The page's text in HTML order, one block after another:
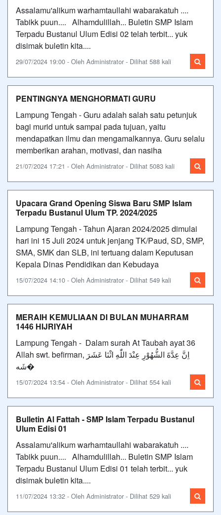
Assalamu'alikum warhamtaullahi wabarakatuh ....
Tabikk puun.... Alhamdulillah... Buletin SMP Islam
Terpadu Bustanul Ulum Edisi 02 telah terbit... yuk
disimak buletin kita....
29/07/2024 19:00 - Oleh Administrator - Dilihat 588 kali
PENTINGNYA MENGHORMATI GURU
Lampung Tengah - Guru adalah salah satu petunjuk
bagi murid untuk sampai pada tujuan, yaitu
mendapatkan ilmu dan mengamalkannya. Guru selalu
memberikan arahan, motivasi, dan nasiha
21/07/2024 17:21 - Oleh Administrator - Dilihat 5083 kali
Upacara Grand Opening Siswa Baru SMP Islam
Terpadu Bustanul Ulum TP. 2024/2025
Lampung Tengah - Tahun Ajaran 2024/2025 dimulai
hari ini 15 Juli 2024 untuk jenjang TK/Paud, SD, SMP,
SMA, SMK dan SLB, ini tertuang dalam Keputusan
Kepala Dinas Pendidikan dan Kebudaya
15/07/2024 14:10 - Oleh Administrator - Dilihat 549 kali
MERAIH KEMULIAAN DI BULAN MUHARRAM
1446 HIJRIYAH
Lampung Tengah - Dalam surah At Taubah ayat 36
Allah swt. befirman, اِنَّ عِدَّةَ الشُّهُوْرِ عِنْدَ اللّٰهِ اثْنَا عَشَرَ
شَه�
15/07/2024 13:54 - Oleh Administrator - Dilihat 554 kali
Bulletin Al Fattah - SMP Islam Terpadu Bustanul
Ulum Edisi 01
Assalamu'alikum warhamtaullahi wabarakatuh ....
Tabikk puun.... Alhamdulillah... Buletin SMP Islam
Terpadu Bustanul Ulum Edisi 01 telah terbit... yuk
disimak buletin kita....
11/07/2024 13:32 - Oleh Administrator - Dilihat 529 kali